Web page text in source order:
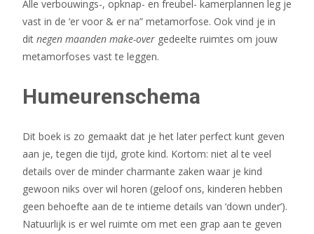
Alle verbouwings-, opknap- en freubel- kamerplannen leg je
vast in de ‘er voor & er na” metamorfose. Ook vind je in
dit negen maanden make-over gedeelte ruimtes om jouw
metamorfoses vast te leggen.
Humeurenschema
Dit boek is zo gemaakt dat je het later perfect kunt geven
aan je, tegen die tijd, grote kind. Kortom: niet al te veel
details over de minder charmante zaken waar je kind
gewoon niks over wil horen (geloof ons, kinderen hebben
geen behoefte aan de te intieme details van ‘down under’).
Natuurlijk is er wel ruimte om met een grap aan te geven